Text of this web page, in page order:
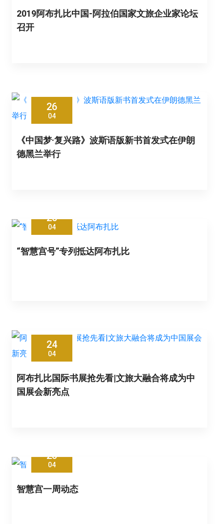
2019阿布扎比中国-阿拉伯国家文旅企业家论坛
召开
26
04
《中国梦·复兴路》波斯语版新书首发式在伊朗
德黑兰举行
26
04
“智慧宫号”专列抵达阿布扎比
24
04
阿布扎比国际书展抢先看|文旅大融合将成为中
国展会新亮点
23
04
智慧宫一周动态